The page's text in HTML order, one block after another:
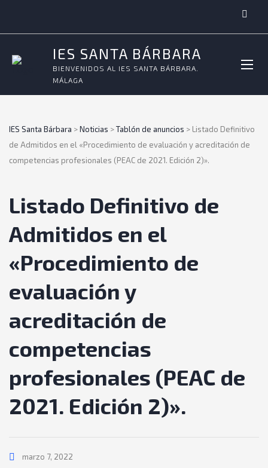
IES SANTA BÁRBARA
BIENVENIDOS AL IES SANTA BÁRBARA.
MÁLAGA
IES Santa Bárbara >Noticias >Tablón de anuncios > Listado Definitivo
de Admitidos en el «Procedimiento de evaluación y acreditación de
competencias profesionales (PEAC de 2021. Edición 2)».
Listado Definitivo de
Admitidos en el
«Procedimiento de
evaluación y
acreditación de
competencias
profesionales (PEAC de
2021. Edición 2)».
marzo 7, 2022